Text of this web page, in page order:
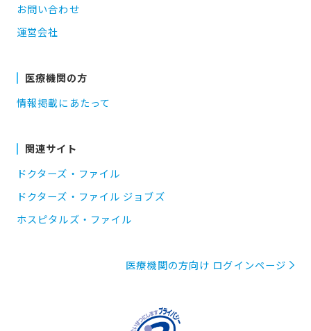
お問い合わせ
運営会社
医療機関の方
情報掲載にあたって
関連サイト
ドクターズ・ファイル
ドクターズ・ファイル ジョブズ
ホスピタルズ・ファイル
医療機関の方向け ログインページ